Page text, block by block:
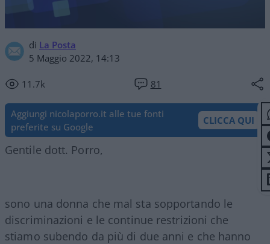
di La Posta
5 Maggio 2022, 14:13
11.7k 81
Aggiungi nicolaporro.it alle tue fonti
preferite su Google
CLICCA QUI
Gentile dott. Porro,
sono una donna che mal sta sopportando le
discriminazioni e le continue restrizioni che
stiamo subendo da più di due anni e che hanno